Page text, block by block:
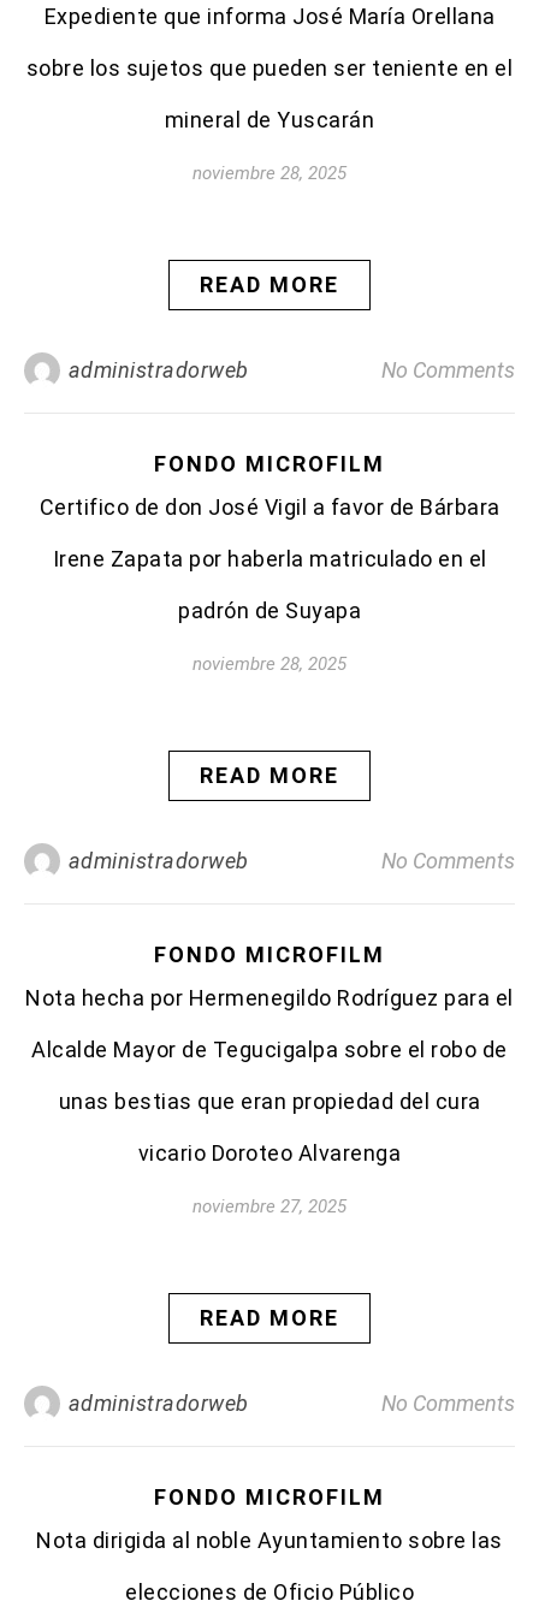
Expediente que informa José María Orellana
sobre los sujetos que pueden ser teniente en el
mineral de Yuscarán
noviembre 28, 2025
READ MORE
administradorweb No Comments
FONDO MICROFILM
Certifico de don José Vigil a favor de Bárbara
Irene Zapata por haberla matriculado en el
padrón de Suyapa
noviembre 28, 2025
READ MORE
administradorweb No Comments
FONDO MICROFILM
Nota hecha por Hermenegildo Rodríguez para el
Alcalde Mayor de Tegucigalpa sobre el robo de
unas bestias que eran propiedad del cura
vicario Doroteo Alvarenga
noviembre 27, 2025
READ MORE
administradorweb No Comments
FONDO MICROFILM
Nota dirigida al noble Ayuntamiento sobre las
elecciones de Oficio Público